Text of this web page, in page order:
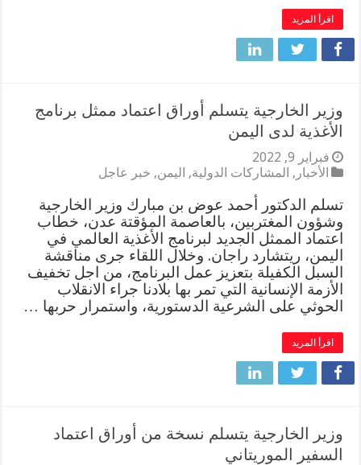
اقرأ المزيد
وزير الخارجية يتسلم أوراق اعتماد ممثل برنامج
الأغذية لدى اليمن
فبراير 9, 2022
الأخبار , المشاركات الدولية, اليمن, خبر عاجل
تسلم الدكتور أحمد عوض بن مبارك وزير الخارجية
وشؤون المغتربين، بالعاصمة المؤقتة عدن، خطاب
اعتماد الممثل الجديد لبرنامج الأغذية العالمي في
اليمن، ريتشارد راجان. وخلال اللقاء جرى مناقشة
السبل الكفيلة بتعزيز عمل البرنامج، من اجل تخفيف
الأزمة الإنسانية التي تمر بها بلادنا جراء الانقلاب
الحوثي على الشرعية الدستورية، واستمرار حربها …
اقرأ المزيد
وزير الخارجية يتسلم نسخة من أوراق اعتماد
السفير الموريتاني